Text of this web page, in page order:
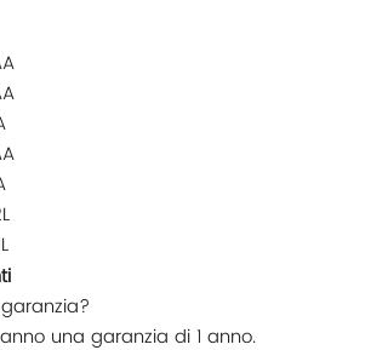
una garanzia di 1 anno.